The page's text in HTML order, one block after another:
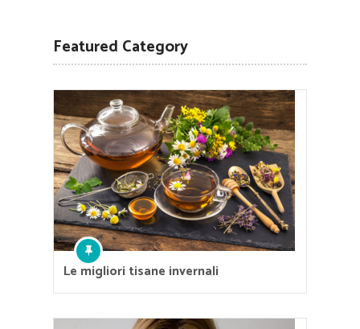
Featured Category
Le migliori tisane invernali